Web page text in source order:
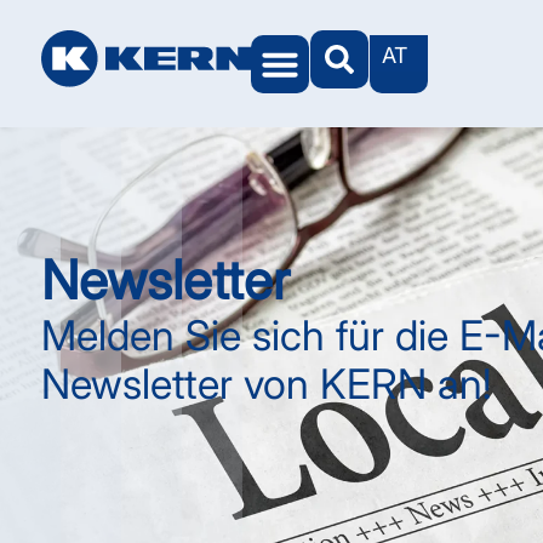
AT
Newsletter
Melden Sie sich für die E-
Newsletter von KERN an!